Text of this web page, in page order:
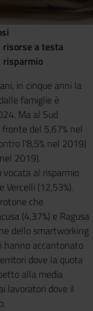
risorse a testa
in cinque anni la
famiglie è
Ma al Sud
del 5,67% nel
l’8,5% nel 2019)
2019).
al risparmio
Vercelli (12,53%).
che
(4,37%) e Ragusa
dello smartworking
hanno accantonato
dove la quota
alla media
lavoratori dove il